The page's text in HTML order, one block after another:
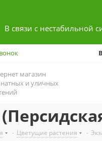
В связи с нестабильной
магазин
и уличных
- Цветущие растения -